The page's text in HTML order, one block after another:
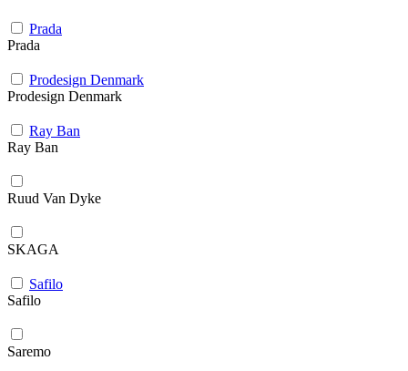
Prada
Prada
Prodesign Denmark
Prodesign Denmark
Ray Ban
Ray Ban
Ruud Van Dyke
SKAGA
Safilo
Safilo
Saremo